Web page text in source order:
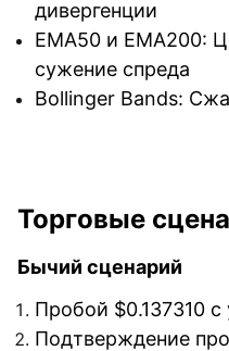
дивергенции
EMA50 и EMA200:
сужение спреда
Bollinger Bands:
Торговые
Бычий сценарий
Пробой $0.137310
Подтверждение